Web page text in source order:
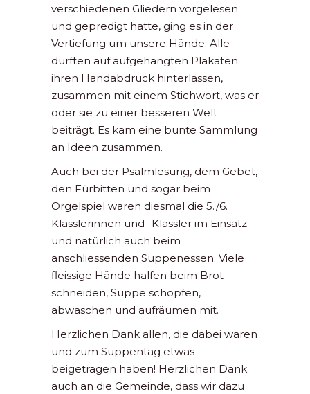
verschiedenen Gliedern vorgelesen
und gepredigt hatte, ging es in der
Vertiefung um unsere Hände: Alle
durften auf aufgehängten Plakaten
ihren Handabdruck hinterlassen,
zusammen mit einem Stichwort, was er
oder sie zu einer besseren Welt
beiträgt. Es kam eine bunte Sammlung
an Ideen zusammen.
Auch bei der Psalmlesung, dem Gebet,
den Fürbitten und sogar beim
Orgelspiel waren diesmal die 5./6.
Klässlerinnen und -Klässler im Einsatz –
und natürlich auch beim
anschliessenden Suppenessen: Viele
fleissige Hände halfen beim Brot
schneiden, Suppe schöpfen,
abwaschen und aufräumen mit.
Herzlichen Dank allen, die dabei waren
und zum Suppentag etwas
beigetragen haben! Herzlichen Dank
auch an die Gemeinde, dass wir dazu